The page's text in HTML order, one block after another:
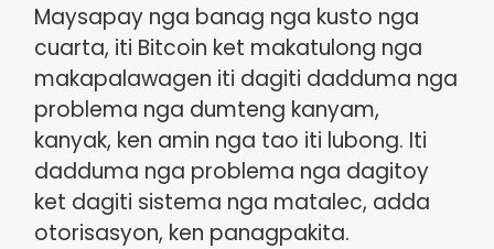
Maysapay nga banag nga kusto nga
cuarta, iti Bitcoin ket makatulong nga
makapalawagen iti dagiti dadduma nga
problema nga dumteng kanyam,
kanyak, ken amin nga tao iti lubong. Iti
dadduma nga problema nga dagitoy
ket dagiti sistema nga matalec, adda
otorisasyon, ken panagpakita.